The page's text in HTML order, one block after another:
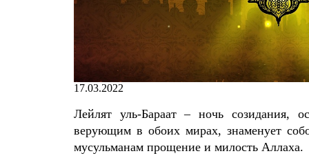
17.03.2022
Лейлят уль-Бараат – ночь созидания,
верующим в обоих мирах, знаменует
мусульманам прощение и милость Аллаха.